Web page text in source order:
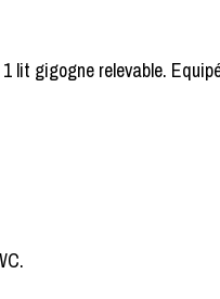
lit gigogne relevable.